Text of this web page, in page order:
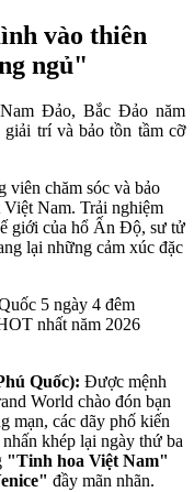
vào thiên
ngủ"
Đảo, Bắc Đảo năm
giải trí và bảo tồn tầm cỡ
viên chăm sóc và bảo
Việt Nam. Trải nghiệm
giới của hổ Ấn Độ, sư tử
lại những cảm xúc đặc
Quốc): Được mệnh
World chào đón bạn
mạn, các dãy phố kiến
khép lại ngày thứ ba
"Tinh hoa Việt Nam"
đầy mãn nhãn.